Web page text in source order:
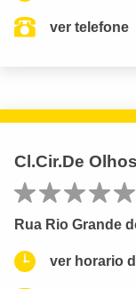
ver telefone
Cl.Cir.De
Rua Rio Grande
ver horario